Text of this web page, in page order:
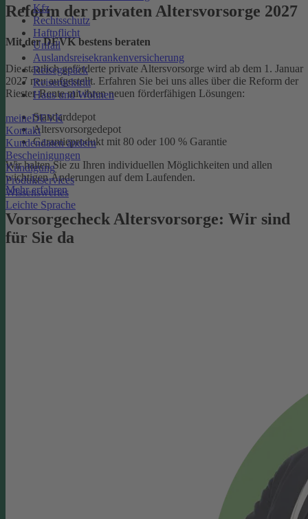
Kfz
Rechtsschutz
Haftpflicht
Unfall
Auslandsreisekrankenversicherung
Reisegepäck
Reiserücktritt
Haus und Wohnen
meineDEVK
Kontakt
Kundendaten ändern
Bescheinigungen
Kündigung
Produktservices
Wissenswertes
Leichte Sprache
Reform der privaten Altersvorsorge 2027
Mit der DEVK bestens beraten
Die staatlich geförderte private Altersvorsorge wird ab dem 1. Januar
2027 neu aufgestellt. Erfahren Sie bei uns alles über die Reform der
Riester-Rente mit ihren neuen förderfähigen Lösungen:
Standarddepot
Altersvorsorgedepot
Garantieprodukt mit 80 oder 100 % Garantie
Wir halten Sie zu Ihren individuellen Möglichkeiten und allen
wichtigen Änderungen auf dem Laufenden.
Mehr erfahren
Vorsorgecheck Altersvorsorge:­ Wir sind
für Sie da